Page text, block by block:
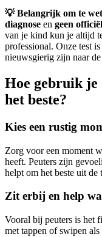
💡 Belangrijk om te
diagnose en geen
van je kind kun je altijd
professional. Onze test
nieuwsgierig zijn naar
Hoe gebruik je
het beste?
Kies een rustig
Zorg voor een moment
heeft. Peuters zijn
helpt om het beste uit de
Zit erbij en help
Vooral bij peuters is het
met tappen of swipen